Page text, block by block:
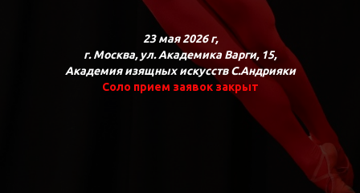
23 мая 2026 г,
г. Москва, ул. Академика Варги, 15,
Академия изящных искусств С.Андрияки
Соло прием заявок закрыт